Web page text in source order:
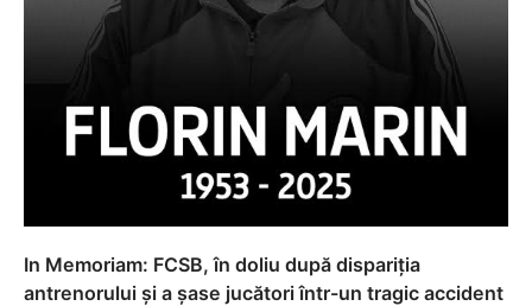
In Memoriam: FCSB, în doliu după dispariția
antrenorului și a șase jucători într-un tragic accident